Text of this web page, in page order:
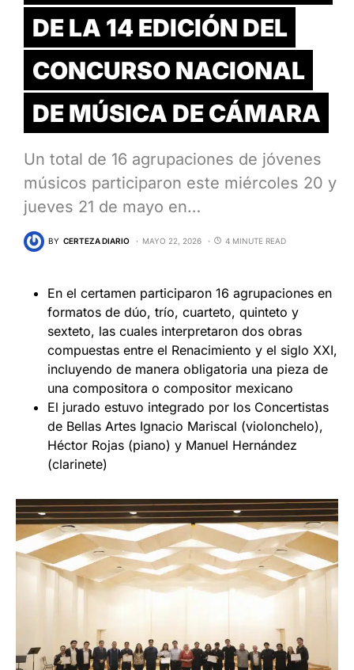
DE LA 14 EDICIÓN DEL
CONCURSO NACIONAL
DE MÚSICA DE CÁMARA
Un total de 16 agrupaciones de jóvenes
músicos participaron este miércoles 20 y
jueves 21 de mayo en…
BY CERTEZA DIARIO MAYO 22, 2026 4 MINUTE READ
En el certamen participaron 16 agrupaciones en
formatos de dúo, trío, cuarteto, quinteto y
sexteto, las cuales interpretaron dos obras
compuestas entre el Renacimiento y el siglo XXI,
incluyendo de manera obligatoria una pieza de
una compositora o compositor mexicano
El jurado estuvo integrado por los Concertistas
de Bellas Artes Ignacio Mariscal (violonchelo),
Héctor Rojas (piano) y Manuel Hernández
(clarinete)